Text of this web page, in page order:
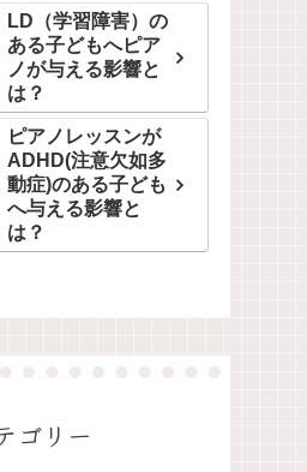
LD（学習障害）の
ある子どもへピア
ノが与える影響と
は？
ピアノレッスンが
ADHD(注意欠如多
動症)のある子ども
へ与える影響と
は？
ゴリー